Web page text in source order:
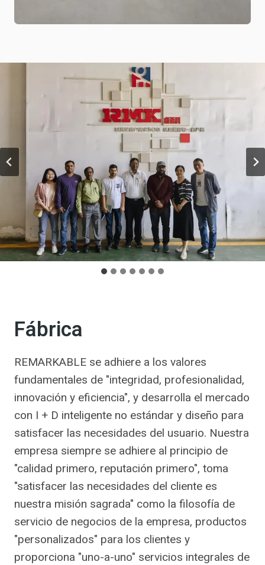
Fábrica
REMARKABLE se adhiere a los valores
fundamentales de "integridad, profesionalidad,
innovación y eficiencia", y desarrolla el mercado
con I + D inteligente no estándar y diseño para
satisfacer las necesidades del usuario. Nuestra
empresa siempre se adhiere al principio de
"calidad primero, reputación primero", toma
"satisfacer las necesidades del cliente es
nuestra misión sagrada" como la filosofía de
servicio de negocios de la empresa, productos
"personalizados" para los clientes y
proporciona "uno-a-uno" servicios integrales de